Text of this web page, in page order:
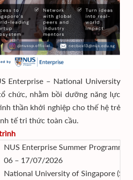
Enterprise – National University
chức, nhằm bồi dưỡng năng lực
thần khởi nghiệp cho thế hệ trẻ
tế tri thức toàn cầu.
NUS Enterprise Summer
06 – 17/07/2026
National University of Singapore